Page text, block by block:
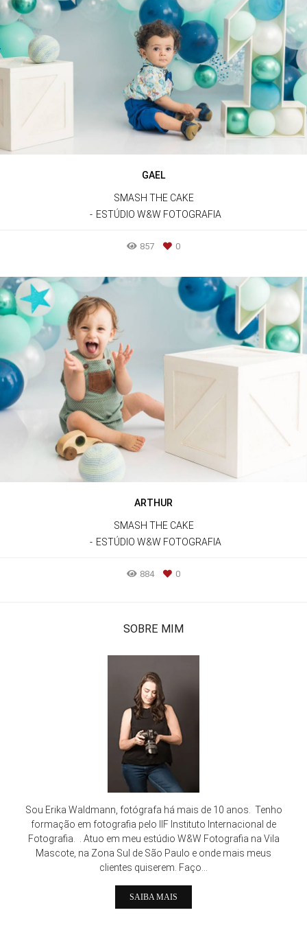
GAEL
SMASH THE CAKE
ESTÚDIO W&W FOTOGRAFIA
857 0
ARTHUR
SMASH THE CAKE
ESTÚDIO W&W FOTOGRAFIA
884 0
SOBRE MIM
Sou Erika Waldmann, fotógrafa há mais de 10 anos. Tenho
formação em fotografia pelo IIF Instituto Internacional de
Fotografia. . Atuo em meu estúdio W&W Fotografia na Vila
Mascote, na Zona Sul de São Paulo e onde mais meus
clientes quiserem. Faço...
SAIBA MAIS